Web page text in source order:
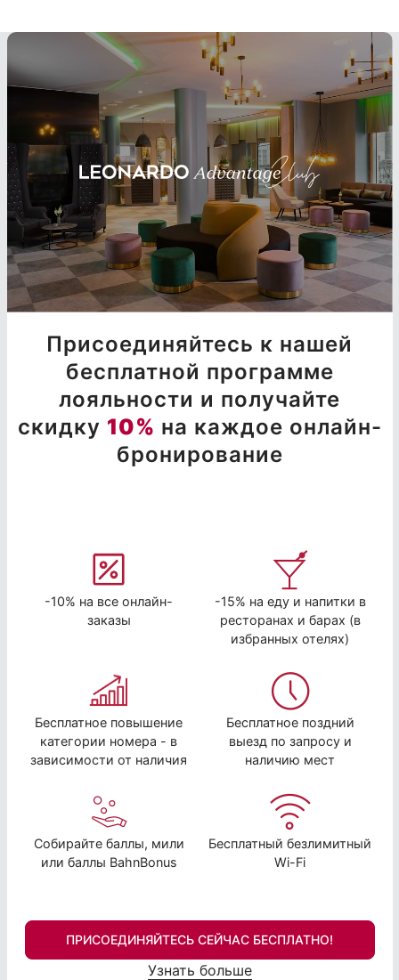
Присоединяйтесь к нашей
бесплатной программе
лояльности и получайте
скидку 10% на каждое онлайн-
бронирование
-10% на все онлайн-
заказы
-15% на еду и напитки в
ресторанах и барах (в
избранных отелях)
Бесплатное повышение
категории номера - в
зависимости от наличия
Бесплатное поздний
выезд по запросу и
наличию мест
Собирайте баллы, мили
или баллы BahnBonus
Бесплатный безлимитный
Wi-Fi
ПРИСОЕДИНЯЙТЕСЬ СЕЙЧАС БЕСПЛАТНО!
Узнать больше